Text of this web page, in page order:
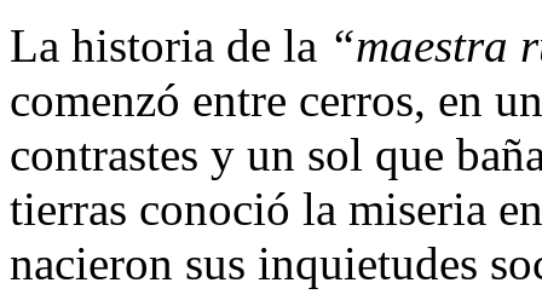
La historia de la “maestra
comenzó entre cerros, en
contrastes y un sol que
tierras conoció la miseria
nacieron sus inquietudes